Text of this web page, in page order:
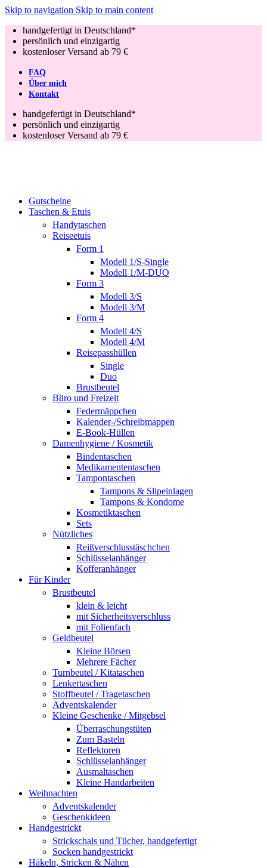
Skip to navigation Skip to main content
handgefertigt in Deutschland*
persönlich und einzigartig
kostenloser Versand ab 79 €
FAQ
Über mich
Kontakt
handgefertigt in Deutschland*
persönlich und einzigartig
kostenloser Versand ab 79 €
Gutscheine
Taschen & Etuis
Handytaschen
Reiseetuis
Form 1
Modell 1/S-Single
Modell 1/M-DUO
Form 3
Modell 3/S
Modell 3/M
Form 4
Modell 4/S
Modell 4/M
Reisepasshüllen
Single
Duo
Brustbeutel
Büro und Freizeit
Federmäppchen
Kalender-/Schreibmappen
E-Book-Hüllen
Damenhygiene / Kosmetik
Bindentaschen
Medikamententaschen
Tampontaschen
Tampons & Slipeinlagen
Tampons & Kondome
Kosmetiktaschen
Sets
Nützliches
Reißverschlusstäschchen
Schlüsselanhänger
Kofferanhänger
Für Kinder
Brustbeutel
klein & leicht
mit Sicherheitsverschluss
mit Folienfach
Geldbeutel
Kleine Börsen
Mehrere Fächer
Turnbeutel / Kitataschen
Lenkertaschen
Stoffbeutel / Tragetaschen
Adventskalender
Kleine Geschenke / Mitgebsel
Überraschungstüten
Zum Basteln
Reflektoren
Schlüsselanhänger
Ausmaltaschen
Kleine Handarbeiten
Weihnachten
Adventskalender
Geschenkideen
Handgestrickt
Strickschals und Tücher, handgefertigt
Socken handgestrickt
Häkeln, Stricken & Nähen